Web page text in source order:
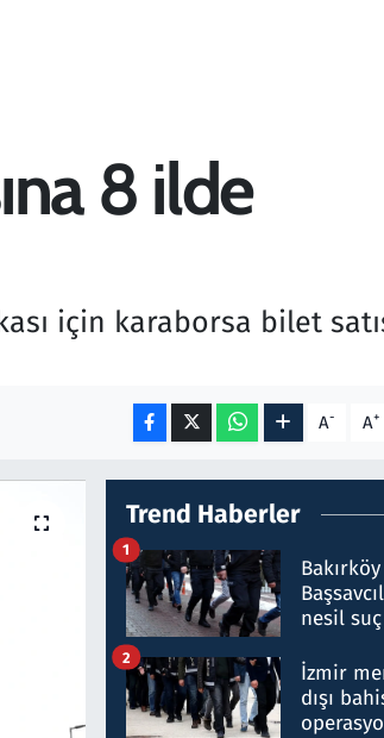
8 ilde
için karaborsa bilet
A- A+
Trend Haberler
nesil
1
İzmir
dışı
2